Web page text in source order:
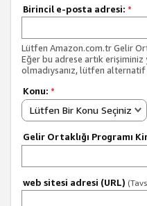
Birincil e-posta adresi: *
Lütfen Amazon.com.tr Gelir
Eğer bu adrese artık erişiminiz
olmadıysanız, lütfen
Konu: *
Lütfen Bir Konu Seçiniz
Gelir Ortaklığı Programı
web sitesi adresi (URL)